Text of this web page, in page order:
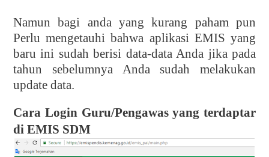
Namun bagi anda yang kurang paham pun
Perlu mengetauhi bahwa aplikasi EMIS yang
baru ini sudah berisi data-data Anda jika pada
tahun sebelumnya Anda sudah melakukan
update data.
Cara Login Guru/Pengawas yang terdaptar
di EMIS SDM